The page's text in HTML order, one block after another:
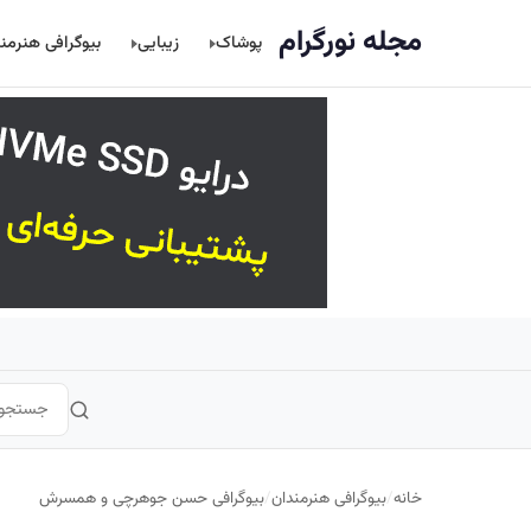
مجله نورگرام پوشاک زیبایی بیوگرافی
خانه/بیوگرافی هنرمندان/بیوگرافی حسن جوهرچی و همسرش